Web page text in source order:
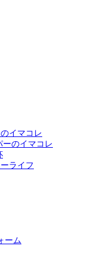
イマコレ
ーのイマコレ
ライフ
ーム